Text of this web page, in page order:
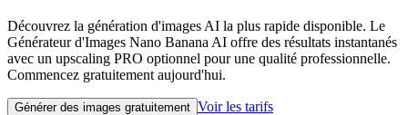
Découvrez la génération d'images AI la plus rapide disponible. Le
Générateur d'Images Nano Banana AI offre des résultats instantanés
avec un upscaling PRO optionnel pour une qualité professionnelle.
Commencez gratuitement aujourd'hui.
Générer des images gratuitement Voir les tarifs